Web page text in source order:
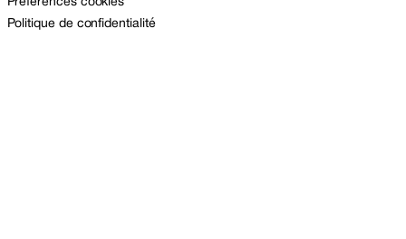
Politique de confidentialité